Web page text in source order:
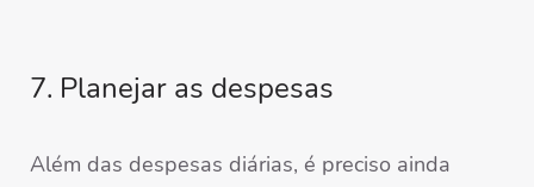
7. Planejar as despesas
Além das despesas diárias, é preciso ainda